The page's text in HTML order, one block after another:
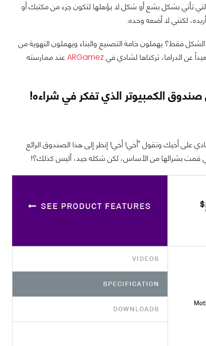
تأتي بشكل بشع أو شكل لا يؤهلها لتكون جزء من مكتبك أو
لكنني لا أضعه وحده.
فقط؟ يهملون خامة التصنيع والبناء ويهملون التهوية من
عن الدراما، تركناها لشادي في ARGamezعند ممارسته
الكمبيوتر الذي تفكر في شراءه!
على أخيك وتقول "أخي! أخي! إنظر إلى هذا الصندوق الرائع
قمت بشرائها من الأساس، لكن شكله جيد، أليس كذلك؟!